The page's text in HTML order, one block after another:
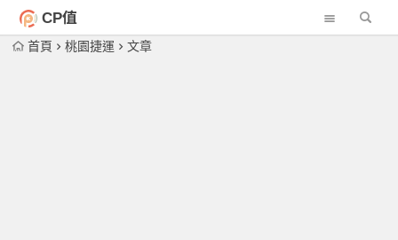
CP值
首頁 桃園捷運 文章